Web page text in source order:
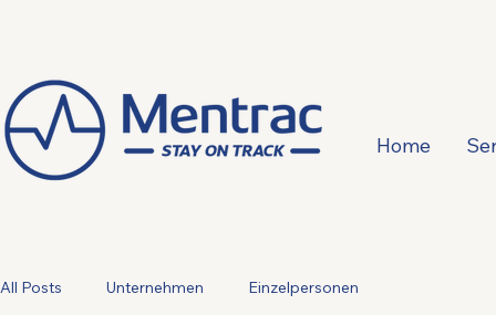
Home
All Posts Unternehmen Einzelpersonen